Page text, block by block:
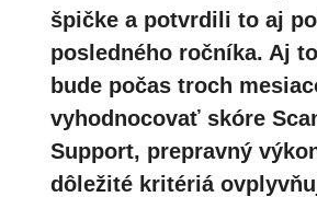
špičke a potvrdili to aj
posledného ročníka. Aj
bude počas troch
vyhodnocovať skóre
Support, prepravný
dôležité kritériá